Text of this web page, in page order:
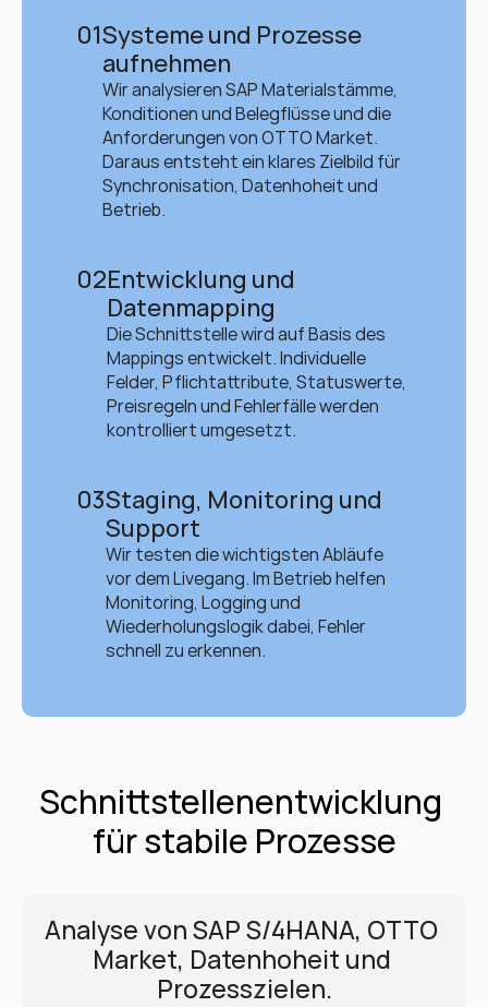
01Systeme und Prozesse
aufnehmen
Wir analysieren SAP Materialstämme,
Konditionen und Belegflüsse und die
Anforderungen von OTTO Market.
Daraus entsteht ein klares Zielbild für
Synchronisation, Datenhoheit und
Betrieb.
02Entwicklung und
Datenmapping
Die Schnittstelle wird auf Basis des
Mappings entwickelt. Individuelle
Felder, Pflichtattribute, Statuswerte,
Preisregeln und Fehlerfälle werden
kontrolliert umgesetzt.
03Staging, Monitoring und
Support
Wir testen die wichtigsten Abläufe
vor dem Livegang. Im Betrieb helfen
Monitoring, Logging und
Wiederholungslogik dabei, Fehler
schnell zu erkennen.
Schnittstellenentwicklung
für stabile Prozesse
Analyse von SAP S/4HANA, OTTO
Market, Datenhoheit und
Prozesszielen.